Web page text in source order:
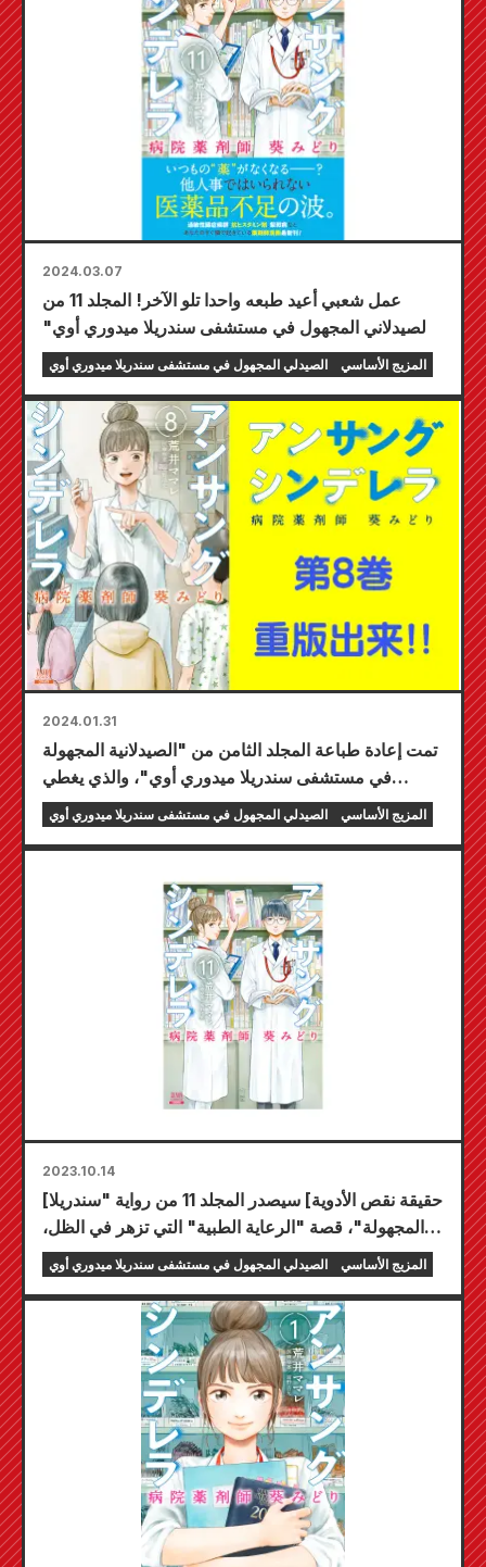
2024.03.07
عمل شعبي أعيد طبعه واحدا تلو الآخر! المجلد 11 من
"الصيدلاني المجهول في مستشفى سندريلا ميدوري أوي"
معروض للبيع الآن! سيتم إصدار المجلد الأخير 12 في 19
أبريل!
الصيدلي المجهول في مستشفى سندريلا ميدوري أوي المزيج الأساسي
2024.01.31
تمت إعادة طباعة المجلد الثامن من "الصيدلانية المجهولة
في مستشفى سندريلا ميدوري أوي"، والذي يغطي
متلازمة مونخهاوزن بالوكالة!
الصيدلي المجهول في مستشفى سندريلا ميدوري أوي المزيج الأساسي
2023.10.14
[حقيقة نقص الأدوية] سيصدر المجلد 11 من رواية "سندريلا
المجهولة"، قصة "الرعاية الطبية" التي تزهر في الظل،
في 20 أكتوبر!!
الصيدلي المجهول في مستشفى سندريلا ميدوري أوي المزيج الأساسي